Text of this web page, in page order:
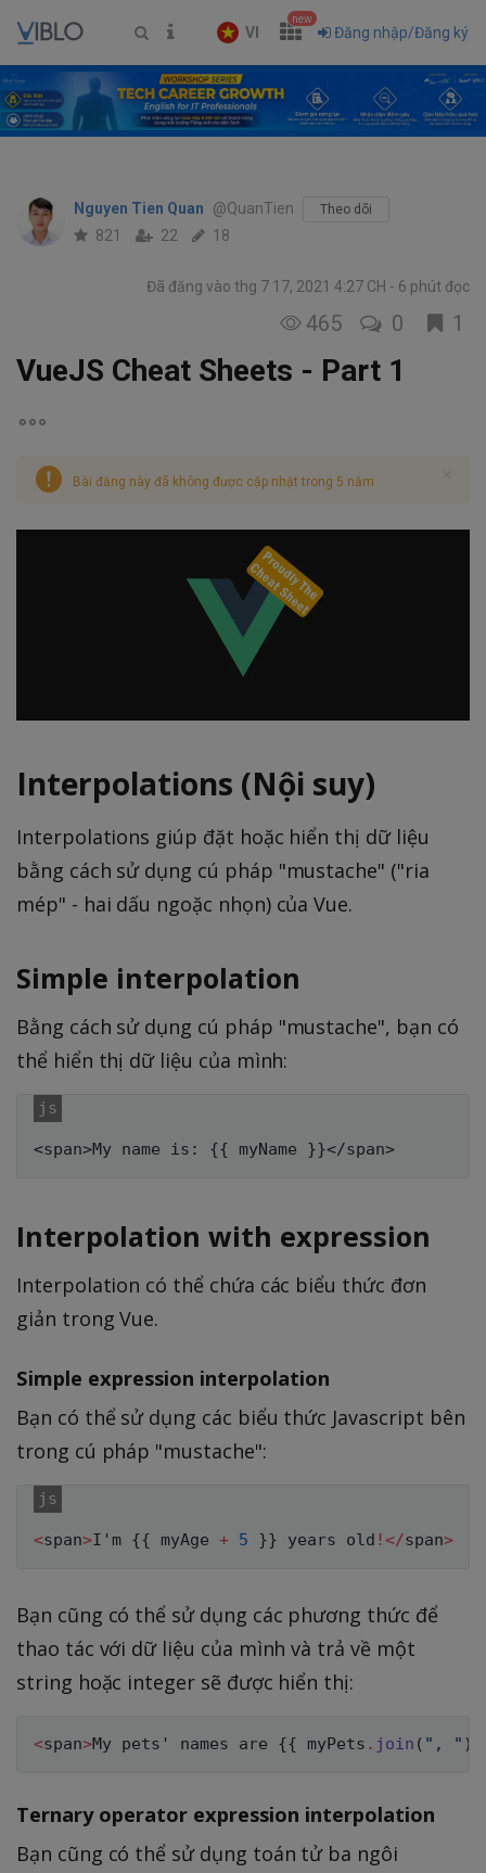
VI
new
Đăng nhập/Đăng ký
Nguyen Tien Quan @QuanTien Theo dõi
821 22 18
Đã đăng vào thg 7 17, 2021 4:27 CH 6 phút đọc
465 0 1
VueJS Cheat Sheets - Part 1
Bài đăng này đã không được cập nhật trong 5 năm
Interpolations (Nội suy)
Interpolations giúp đặt hoặc hiển thị dữ liệu
bằng cách sử dụng cú pháp "mustache" ("ria
mép" - hai dấu ngoặc nhọn) của Vue.
Simple interpolation
Bằng cách sử dụng cú pháp "mustache", bạn có
thể hiển thị dữ liệu của mình:
Interpolation with expression
Interpolation có thể chứa các biểu thức đơn
giản trong Vue.
Simple expression interpolation
Bạn có thể sử dụng các biểu thức Javascript bên
trong cú pháp "mustache":
<span>I 'm {{ myAge + 5 }} years old !</span>
Bạn cũng có thể sử dụng các phương thức để
thao tác với dữ liệu của mình và trả về một
string hoặc integer sẽ được hiển thị:
<span>My pets' names are {{ myPets . join ( ", " )
Ternary operator expression interpolation
Bạn cũng có thể sử dụng toán tử ba ngôi